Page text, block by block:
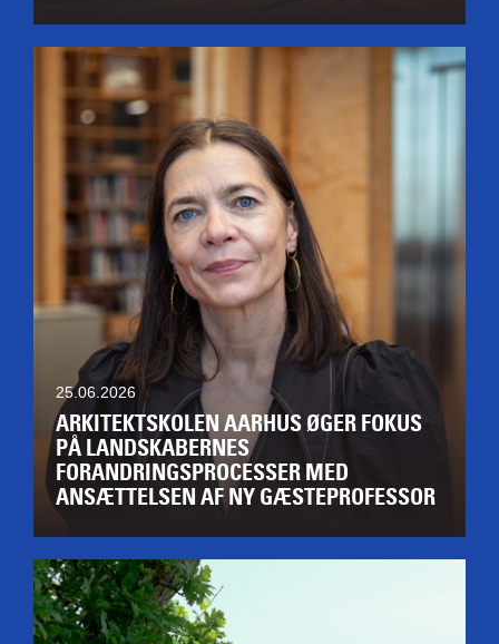
25.06.2026
ARKITEKTSKOLEN AARHUS ØGER FOKUS
PÅ LANDSKABERNES
FORANDRINGSPROCESSER MED
ANSÆTTELSEN AF NY GÆSTEPROFESSOR